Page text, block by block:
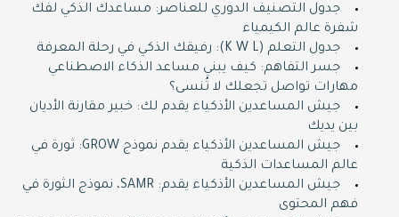
جدول التصنيف الدوري للعناصر: مساعدك الذكي لفك
شفرة عالم الكيمياء
جدول التعلم (K W L): رفيقك الذكي في رحلة المعرفة
جسر التفاهم: كيف يبني مساعد الذكاء الاصطناعي
مهارات تواصل تجعلك لا تُنسى؟
جيش المساعدين الأذكياء يقدم لك: خبير مقارنة الأديان
بين يديك
جيش المساعدين الأذكياء يقدم نموذج GROW: ثورة في
عالم المساعدات الذكية
جيش المساعدين الأذكياء يقدم: SAMR، نموذج الثورة في
فهم المحتوى